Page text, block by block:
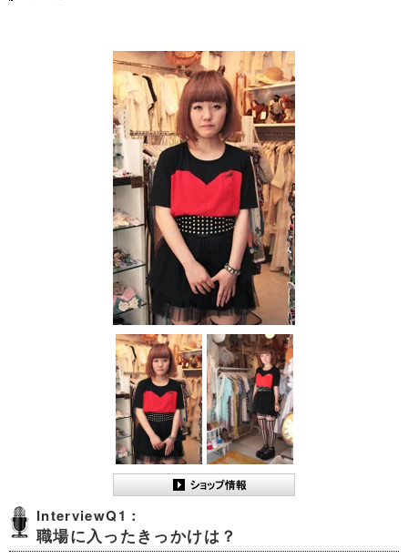
InterviewQ1：
職場に入ったきっかけは？